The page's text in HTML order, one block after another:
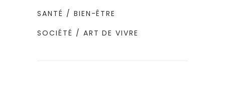
SANTÉ / BIEN-ÊTRE
SOCIÉTÉ / ART DE VIVRE